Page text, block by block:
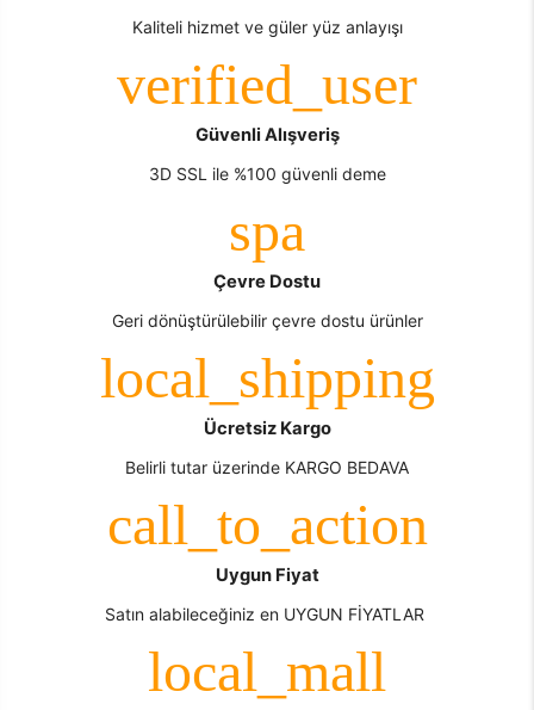
Kaliteli hizmet ve güler yüz anlayışı
Güvenli Alışveriş
3D SSL ile %100 güvenli deme
Çevre Dostu
Geri dönüştürülebilir çevre dostu ürünler
Ücretsiz Kargo
Belirli tutar üzerinde KARGO BEDAVA
Uygun Fiyat
Satın alabileceğiniz en UYGUN FİYATLAR